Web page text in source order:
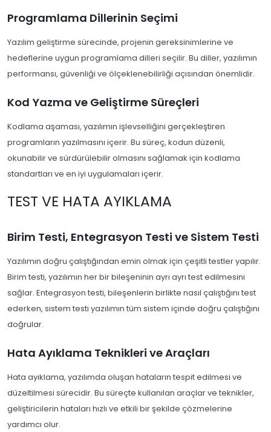
Programlama Dillerinin Seçimi
Yazılım geliştirme sürecinde, projenin gereksinimlerine ve
hedeflerine uygun programlama dilleri seçilir. Bu diller, yazılımın
performansı, güvenliği ve ölçeklenebilirliği açısından önemlidir.
Kod Yazma ve Geliştirme Süreçleri
Kodlama aşaması, yazılımın işlevselliğini gerçekleştiren
programların yazılmasını içerir. Bu süreç, kodun düzenli,
okunabilir ve sürdürülebilir olmasını sağlamak için kodlama
standartları ve en iyi uygulamaları içerir.
TEST VE HATA AYIKLAMA
Birim Testi, Entegrasyon Testi ve Sistem Testi
Yazılımın doğru çalıştığından emin olmak için çeşitli testler yapılır.
Birim testi, yazılımın her bir bileşeninin ayrı ayrı test edilmesini
sağlar. Entegrasyon testi, bileşenlerin birlikte nasıl çalıştığını test
ederken, sistem testi yazılımın tüm sistem içinde doğru çalıştığını
doğrular.
Hata Ayıklama Teknikleri ve Araçları
Hata ayıklama, yazılımda oluşan hataların tespit edilmesi ve
düzeltilmesi sürecidir. Bu süreçte kullanılan araçlar ve teknikler,
geliştiricilerin hataları hızlı ve etkili bir şekilde çözmelerine
yardımcı olur.